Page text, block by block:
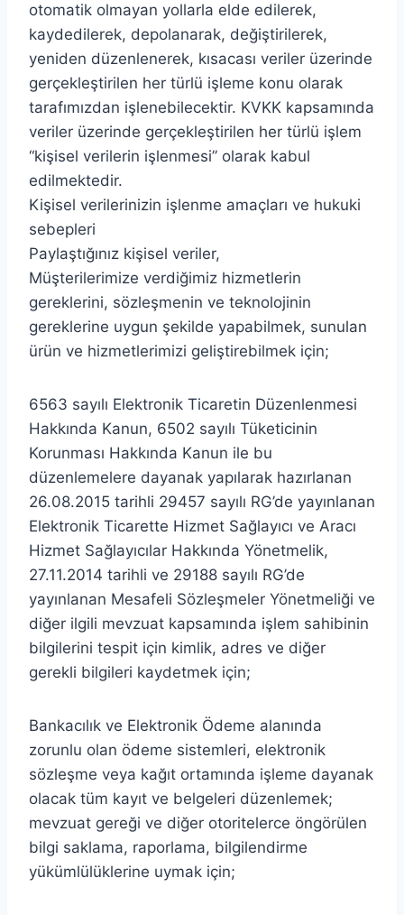
otomatik olmayan yollarla elde edilerek,
kaydedilerek, depolanarak, değiştirilerek,
yeniden düzenlenerek, kısacası veriler üzerinde
gerçekleştirilen her türlü işleme konu olarak
tarafımızdan işlenebilecektir. KVKK kapsamında
veriler üzerinde gerçekleştirilen her türlü işlem
“kişisel verilerin işlenmesi” olarak kabul
edilmektedir.
Kişisel verilerinizin işlenme amaçları ve hukuki
sebepleri
Paylaştığınız kişisel veriler,
Müşterilerimize verdiğimiz hizmetlerin
gereklerini, sözleşmenin ve teknolojinin
gereklerine uygun şekilde yapabilmek, sunulan
ürün ve hizmetlerimizi geliştirebilmek için;
6563 sayılı Elektronik Ticaretin Düzenlenmesi
Hakkında Kanun, 6502 sayılı Tüketicinin
Korunması Hakkında Kanun ile bu
düzenlemelere dayanak yapılarak hazırlanan
26.08.2015 tarihli 29457 sayılı RG’de yayınlanan
Elektronik Ticarette Hizmet Sağlayıcı ve Aracı
Hizmet Sağlayıcılar Hakkında Yönetmelik,
27.11.2014 tarihli ve 29188 sayılı RG’de
yayınlanan Mesafeli Sözleşmeler Yönetmeliği ve
diğer ilgili mevzuat kapsamında işlem sahibinin
bilgilerini tespit için kimlik, adres ve diğer
gerekli bilgileri kaydetmek için;
Bankacılık ve Elektronik Ödeme alanında
zorunlu olan ödeme sistemleri, elektronik
sözleşme veya kağıt ortamında işleme dayanak
olacak tüm kayıt ve belgeleri düzenlemek;
mevzuat gereği ve diğer otoritelerce öngörülen
bilgi saklama, raporlama, bilgilendirme
yükümlülüklerine uymak için;